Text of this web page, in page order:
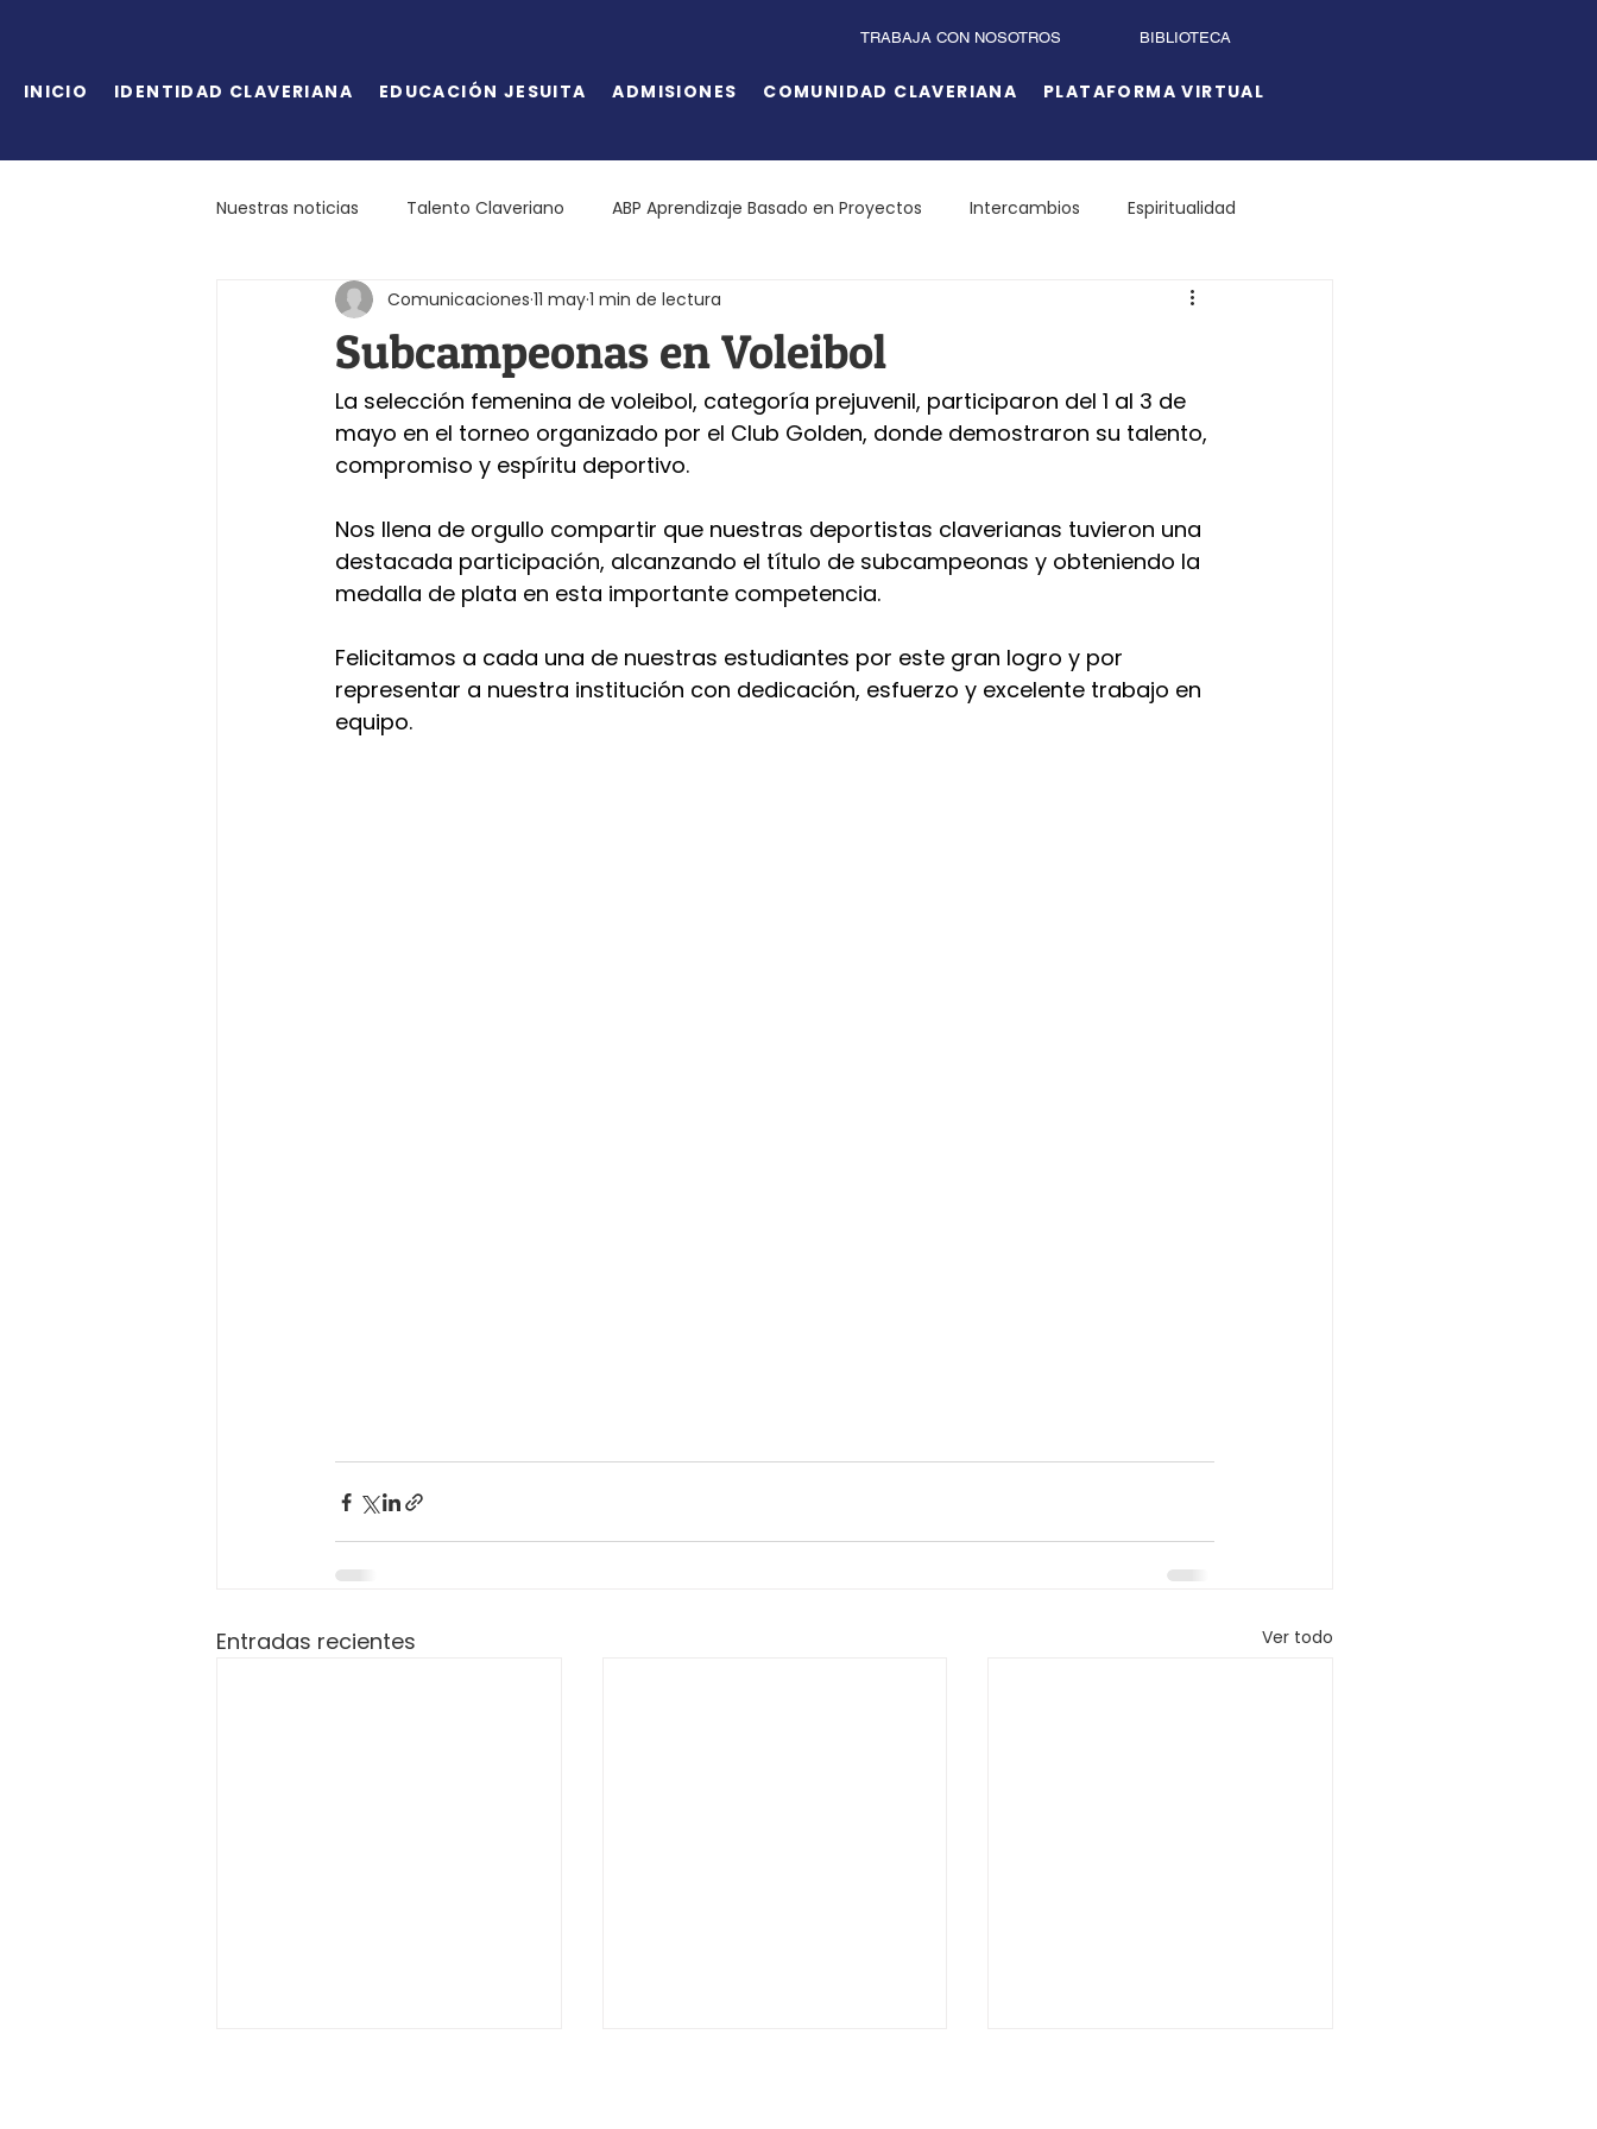
TRABAJA CON NOSOTROS BIBLIOTECA
INICIO IDENTIDAD CLAVERIANA EDUCACIÓN JESUITA ADMISIONES COMUNIDAD CLAVERIANA PLATAFORMA VIRTUAL
Nuestras noticias Talento Claveriano ABP Aprendizaje Basado en Proyectos Intercambios Espiritualidad
Subcampeonas en Voleibol
Comunicaciones 11 may1 min de lectura
La selección femenina de voleibol, categoría prejuvenil, participaron del 1 al 3 de
mayo en el torneo organizado por el Club Golden, donde demostraron su talento,
compromiso y espíritu deportivo.
Nos llena de orgullo compartir que nuestras deportistas claverianas tuvieron una
destacada participación, alcanzando el título de subcampeonas y obteniendo la
medalla de plata en esta importante competencia.
Felicitamos a cada una de nuestras estudiantes por este gran logro y por
representar a nuestra institución con dedicación, esfuerzo y excelente trabajo en
equipo.
Entradas recientes Ver todo